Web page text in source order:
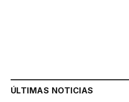
ÚLTIMAS NOTICIAS